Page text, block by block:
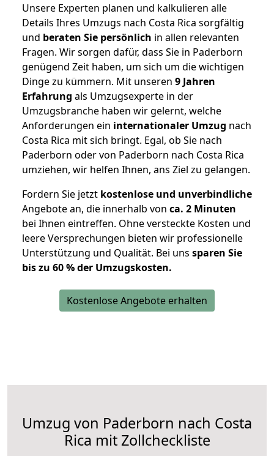
Unsere Experten planen und kalkulieren alle
Details Ihres Umzugs nach Costa Rica sorgfältig
und beraten Sie persönlich in allen relevanten
Fragen. Wir sorgen dafür, dass Sie in Paderborn
genügend Zeit haben, um sich um die wichtigen
Dinge zu kümmern. Mit unseren 9 Jahren
Erfahrung als Umzugsexperte in der
Umzugsbranche haben wir gelernt, welche
Anforderungen ein internationaler Umzug nach
Costa Rica mit sich bringt. Egal, ob Sie nach
Paderborn oder von Paderborn nach Costa Rica
umziehen, wir helfen Ihnen, ans Ziel zu gelangen.
Fordern Sie jetzt kostenlose und unverbindliche
Angebote an, die innerhalb von ca. 2 Minuten
bei Ihnen eintreffen. Ohne versteckte Kosten und
leere Versprechungen bieten wir professionelle
Unterstützung und Qualität. Bei uns sparen Sie
bis zu 60 % der Umzugskosten.
Kostenlose Angebote erhalten
Umzug von Paderborn nach Costa
Rica mit Zollcheckliste